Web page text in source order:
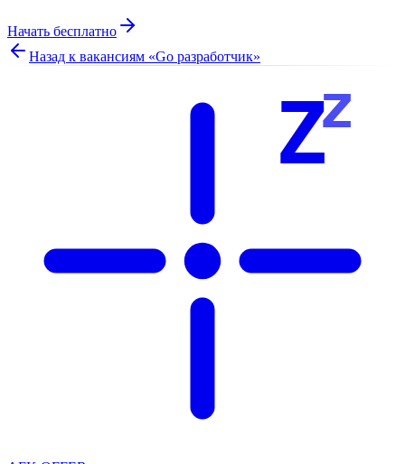
Начать бесплатно
Назад к вакансиям «Go разработчик»
Zz